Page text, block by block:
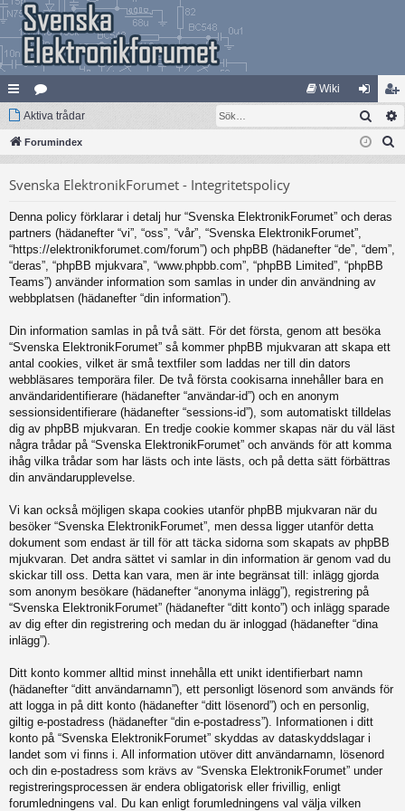
na
bb
ar
at
eg
Wiki
og
ga
li
m
m
Aktiva trådar Sök
Forumindex
Svenska ElektronikForumet - Integritetspolicy
Denna policy förklarar i detalj hur “Svenska ElektronikForumet” och deras
partners (hädanefter “vi”, “oss”, “vår”, “Svenska ElektronikForumet”,
“https://elektronikforumet.com/forum”) och phpBB (hädanefter “de”, “dem”,
“deras”, “phpBB mjukvara”, “www.phpbb.com”, “phpBB Limited”, “phpBB
Teams”) använder information som samlas in under din användning av
webbplatsen (hädanefter “din information”).
Din information samlas in på två sätt. För det första, genom att besöka
“Svenska ElektronikForumet” så kommer phpBB mjukvaran att skapa ett
antal cookies, vilket är små textfiler som laddas ner till din dators
webbläsares temporära filer. De två första cookisarna innehåller bara en
användaridentifierare (hädanefter “användar-id”) och en anonym
sessionsidentifierare (hädanefter “sessions-id”), som automatiskt tilldelas
dig av phpBB mjukvaran. En tredje cookie kommer skapas när du väl läst
några trådar på “Svenska ElektronikForumet” och används för att komma
ihåg vilka trådar som har lästs och inte lästs, och på detta sätt förbättras
din användarupplevelse.
Vi kan också möjligen skapa cookies utanför phpBB mjukvaran när du
besöker “Svenska ElektronikForumet”, men dessa ligger utanför detta
dokument som endast är till för att täcka sidorna som skapats av phpBB
mjukvaran. Det andra sättet vi samlar in din information är genom vad du
skickar till oss. Detta kan vara, men är inte begränsat till: inlägg gjorda
som anonym besökare (hädanefter “anonyma inlägg”), registrering på
“Svenska ElektronikForumet” (hädanefter “ditt konto”) och inlägg sparade
av dig efter din registrering och medan du är inloggad (hädanefter “dina
inlägg”).
Ditt konto kommer alltid minst innehålla ett unikt identifierbart namn
(hädanefter “ditt användarnamn”), ett personligt lösenord som används för
att logga in på ditt konto (hädanefter “ditt lösenord”) och en personlig,
giltig e-postadress (hädanefter “din e-postadress”). Informationen i ditt
konto på “Svenska ElektronikForumet” skyddas av dataskyddslagar i
landet som vi finns i. All information utöver ditt användarnamn, lösenord
och din e-postadress som krävs av “Svenska ElektronikForumet” under
registreringsprocessen är endera obligatorisk eller frivillig, enligt
forumledningens val. Du kan enligt forumledningens val välja vilken